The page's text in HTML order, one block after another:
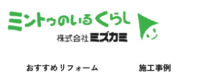
おすすめリフォーム 施工事例